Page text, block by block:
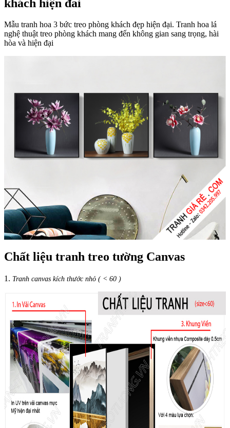
khách hiện đai
Mẫu tranh hoa 3 bức treo phòng khách đẹp hiện đại. Tranh hoa lá
nghệ thuật treo phòng khách mang đến không gian sang trọng, hài
hòa và hiện đại
Chất liệu tranh treo tường Canvas
1. Tranh canvas kích thước nhỏ ( < 60 )